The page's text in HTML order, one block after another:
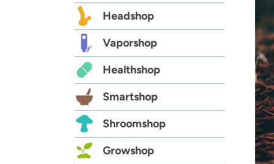
Headshop
Vaporshop
Healthshop
Smartshop
Shroomshop
Growshop